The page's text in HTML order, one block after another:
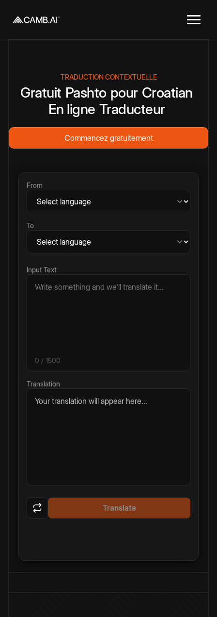
TRADUCTION CONTEXTUELLE
Gratuit Pashto pour Croatian
En ligne Traducteur
Commencez gratuitement
From
To
Input Text
0 / 1500
Translation
Your translation will appear here...
Translate